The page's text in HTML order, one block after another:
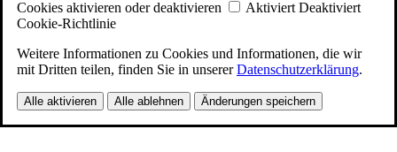
Cookies aktivieren oder deaktivieren Aktiviert Deaktiviert
Cookie-Richtlinie
Weitere Informationen zu Cookies und Informationen, die wir
mit Dritten teilen, finden Sie in unsererDatenschutzerklärung.
Alle aktivieren Alle ablehnen Änderungen speichern